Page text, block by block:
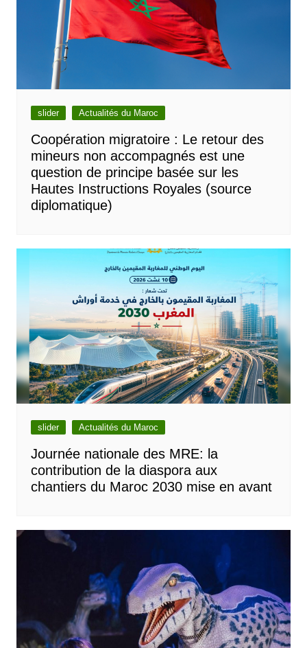
slider Actualités du Maroc
Coopération migratoire : Le retour des
mineurs non accompagnés est une
question de principe basée sur les
Hautes Instructions Royales (source
diplomatique)
slider Actualités du Maroc
Journée nationale des MRE: la
contribution de la diaspora aux
chantiers du Maroc 2030 mise en avant